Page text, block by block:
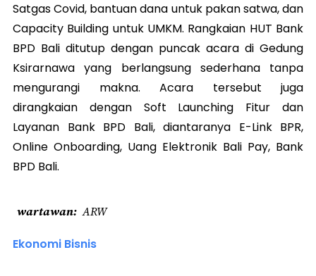
Satgas Covid, bantuan dana untuk pakan satwa, dan
Capacity Building untuk UMKM. Rangkaian HUT Bank
BPD Bali ditutup dengan puncak acara di Gedung
Ksirarnawa yang berlangsung sederhana tanpa
mengurangi makna. Acara tersebut juga
dirangkaian dengan Soft Launching Fitur dan
Layanan Bank BPD Bali, diantaranya E-Link BPR,
Online Onboarding, Uang Elektronik Bali Pay, Bank
BPD Bali.
wartawan ARW
Ekonomi Bisnis